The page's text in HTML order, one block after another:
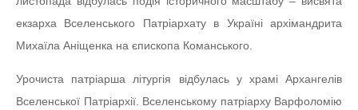
екзарха Вселенського Патріархату в Україні архімандрита
Михаїла Аніщенка на єпископа Команського.
Урочиста патріарша літургія відбулась у храмі Архангелів
Вселенської Патріархії. Вселенському патріарху Варфоломію